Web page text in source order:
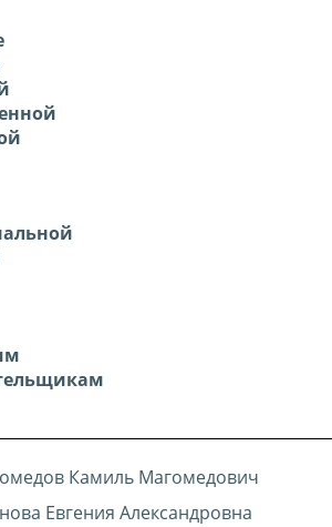
Камиль Магомедович
Евгения Александровна